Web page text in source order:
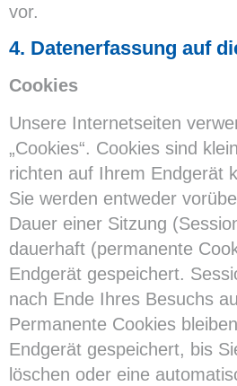
vor.
4. Datenerfassung auf
Cookies
Unsere Internetseiten
„Cookies“. Cookies sind
richten auf Ihrem Endgerät
Sie werden entweder
Dauer einer Sitzung
dauerhaft (permanente
Endgerät gespeichert.
nach Ende Ihres Besuchs
Permanente Cookies
Endgerät gespeichert, bis
löschen oder eine